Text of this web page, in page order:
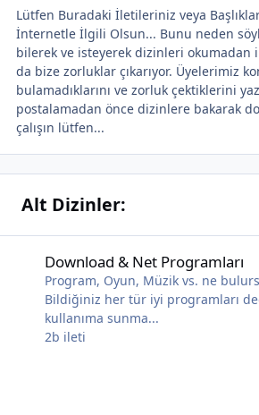
Lütfen Buradaki İletileriniz veya
İnternetle İlgili Olsun... Bunu neden
bilerek ve isteyerek dizinleri okumadan
da bize zorluklar çıkarıyor. Üyelerimiz
bulamadıklarını ve zorluk çektiklerini
postalamadan önce dizinlere bakarak
çalışın lütfen...
Alt Dizinler:
Download & Net Programları
Program, Oyun, Müzik vs. ne
Bildiğiniz her tür iyi programları
kullanıma sunma...
2b ileti